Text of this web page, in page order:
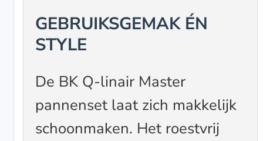
GEBRUIKSGEMAK ÉN
STYLE
De BK Q-linair Master
pannenset laat zich makkelijk
schoonmaken. Het roestvrij